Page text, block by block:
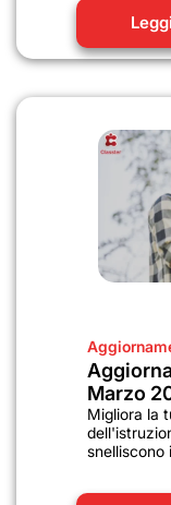
Marzo
Migliora la
snelliscono